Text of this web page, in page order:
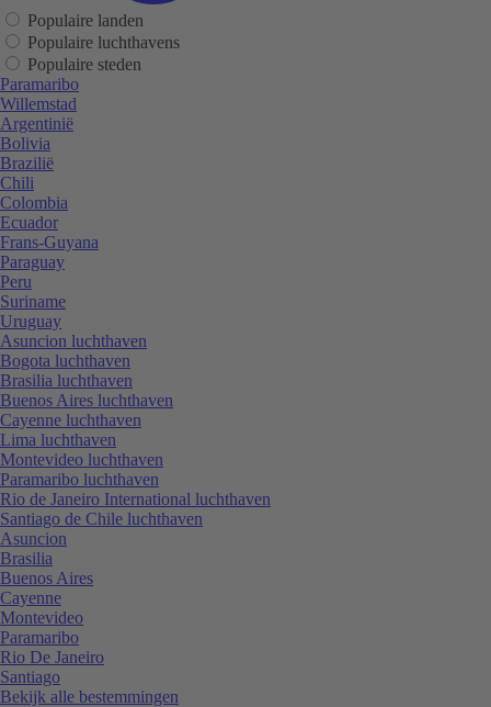
Populaire landen
Populaire luchthavens
Populaire steden
Paramaribo
Willemstad
Argentinië
Bolivia
Brazilië
Chili
Colombia
Ecuador
Frans-Guyana
Paraguay
Peru
Suriname
Uruguay
Asuncion luchthaven
Bogota luchthaven
Brasilia luchthaven
Buenos Aires luchthaven
Cayenne luchthaven
Lima luchthaven
Montevideo luchthaven
Paramaribo luchthaven
Rio de Janeiro International luchthaven
Santiago de Chile luchthaven
Asuncion
Brasilia
Buenos Aires
Cayenne
Montevideo
Paramaribo
Rio De Janeiro
Santiago
Bekijk alle bestemmingen